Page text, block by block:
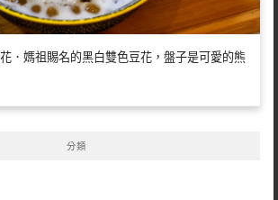
．媽祖賜名的黑白雙色豆花，盤子是可愛的熊
分類